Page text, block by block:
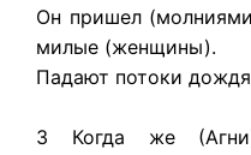
Он пришел
милые (женщины).
Падают потоки
3 Когда же